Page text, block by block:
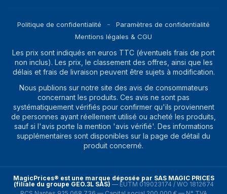
stockage pris en
Design
Couleur du produit Noir
Type de produit PC type barebone
représentation / réalisation
Socket de
processeur
LGA 1700
Politique de confidentialité
Paramètres de confidentialité
Mentions légales & CGU
Les prix sont indiqués en euros TTC (éventuels frais de port
non inclus). Les prix, le classement des offres, ainsi que les
délais et frais de livraison peuvent être sujets à modification.
Nous publions sur notre site des avis de consommateurs
concernant les produits. Ces avis ne sont pas
systématiquement vérifiés pour confirmer qu'ils proviennent
de personnes ayant réellement utilisé ou acheté les produits,
sauf si l'avis porte la mention 'avis vérifié'. Des informations
supplémentaires sont disponibles sur la page de détail du
produit concerné.
MagicPrices® est une marque déposée par SAS MAGIC PRICES
(filiale du groupe GEO.3L SAS) — EUTM 019023174 / WO 1812674